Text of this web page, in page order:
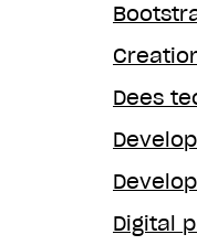
Dees
Digital